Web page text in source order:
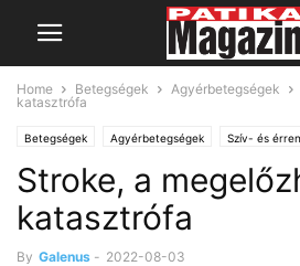
Home Betegségek Agyérbetegségek
katasztrófa
Betegségek Agyérbetegségek Szív- és
Stroke, a
katasztrófa
By Galenus - 2022-08-03